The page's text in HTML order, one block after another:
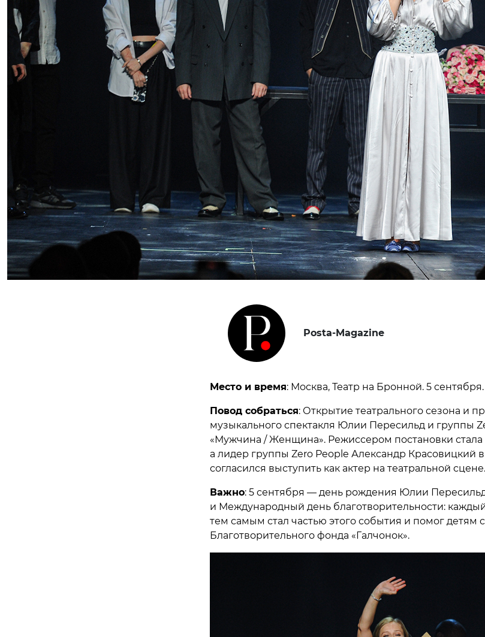
Posta-Magazine
Место и время: Москва, Театр на Бронной. 5 сентября.
Повод собраться: Открытие театрального сезона и
музыкального спектакля Юлии Пересильд и группы
«Мужчина / Женщина». Режиссером постановки стала
а лидер группы Zero People Александр Красовицкий
согласился выступить как актер на театральной сцене.
Важно: 5 сентября — день рождения Юлии
и Международный день благотворительности:
тем самым стал частью этого события и помог детям
Благотворительного фонда «Галчонок».